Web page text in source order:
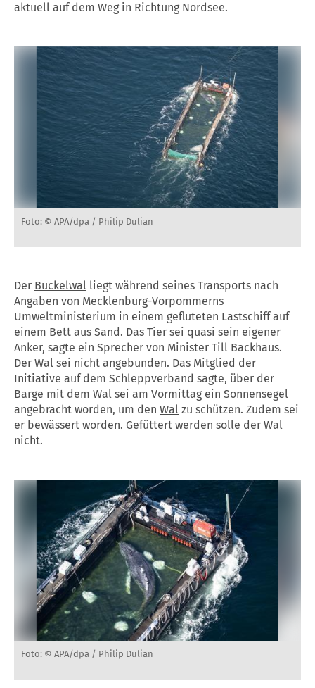
aktuell auf dem Weg in Richtung Nordsee.
Foto: © APA/dpa / Philip Dulian
Der Buckelwal liegt während seines Transports nach
Angaben von Mecklenburg-Vorpommerns
Umweltministerium in einem gefluteten Lastschiff auf
einem Bett aus Sand. Das Tier sei quasi sein eigener
Anker, sagte ein Sprecher von Minister Till Backhaus.
Der Wal sei nicht angebunden. Das Mitglied der
Initiative auf dem Schleppverband sagte, über der
Barge mit dem Wal sei am Vormittag ein Sonnensegel
angebracht worden, um den Wal zu schützen. Zudem sei
er bewässert worden. Gefüttert werden solle der Wal
nicht.
Foto: © APA/dpa / Philip Dulian